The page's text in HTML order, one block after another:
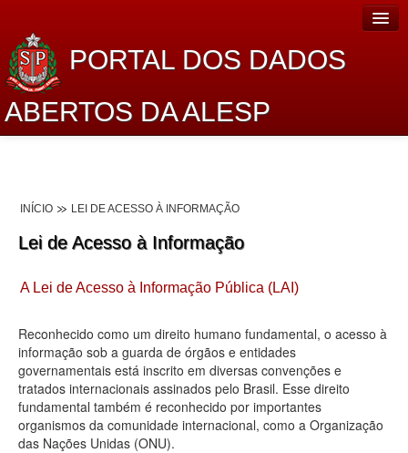
PORTAL DOS DADOS
ABERTOS DA ALESP
Lei de Acesso à Informação
Dados Governamentais Abertos
Planejamento
Catálogo de dados
Processo Legislativo
Deputados Estaduais
INÍCIO LEI DE ACESSO À INFORMAÇÃO
Lei de Acesso à Informação
A Lei de Acesso à Informação Pública (LAI)
Reconhecido como um direito humano fundamental, o acesso à
informação sob a guarda de órgãos e entidades
governamentais está inscrito em diversas convenções e
tratados internacionais assinados pelo Brasil. Esse direito
fundamental também é reconhecido por importantes
organismos da comunidade internacional, como a Organização
das Nações Unidas (ONU).